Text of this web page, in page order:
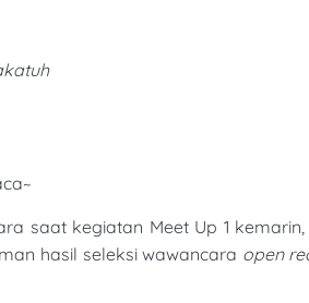
saat kegiatan Meet Up 1
hasil seleksi wawancara open